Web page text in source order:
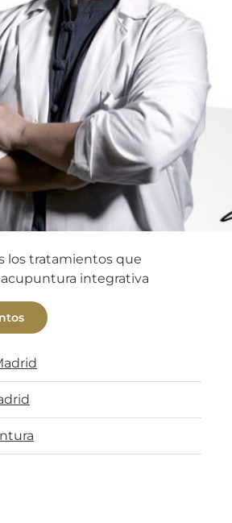
los tratamientos que
integrativa